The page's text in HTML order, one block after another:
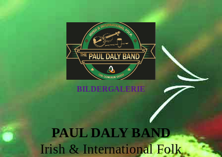
BILDERGALERIE
PAUL DALY BAND
Irish & International Folk